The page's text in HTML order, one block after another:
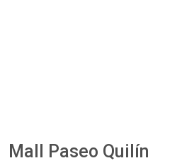
Mall Paseo Quilín